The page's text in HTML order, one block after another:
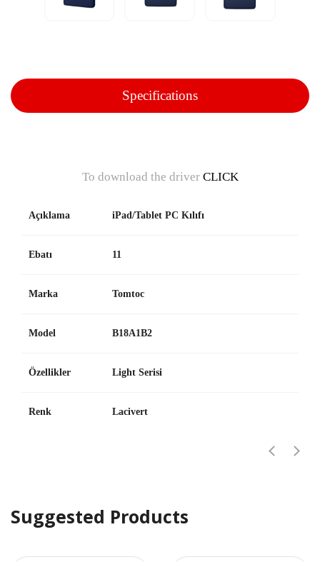
Specifications
To download the driver CLICK
Açıklama iPad/Tablet PC Kılıfı
Ebatı 11
Marka Tomtoc
Model B18A1B2
Özellikler Light Serisi
Renk Lacivert
Suggested Products